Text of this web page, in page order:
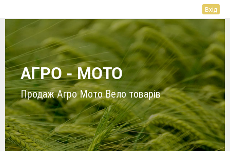
Вхід
АГРО - МОТО
Продаж Агро Мото Вело товарів